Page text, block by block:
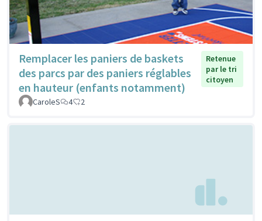
Remplacer les paniers de baskets
des parcs par des paniers réglables
en hauteur (enfants notamment)
Retenue
par le tri
citoyen
CaroleS 4 2